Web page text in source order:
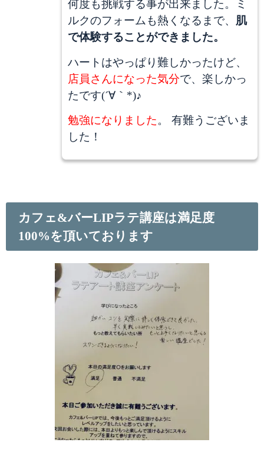
何度も挑戦する事が出来ました。ミ
ルクのフォームも熱くなるまで、 肌
で体験することができました。
ハートはやっぱり難しかったけど、
店員さんになった気分で、楽しかっ
たです(´∀｀*)♪
勉強になりました。 有難うございま
した！
カフェ&バーLIPラテ講座は満足度
100%を頂いております